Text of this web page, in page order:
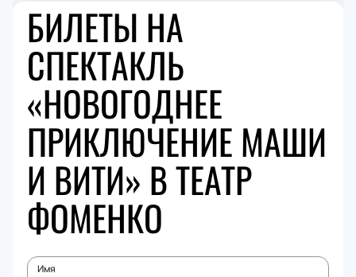
БИЛЕТЫ НА
СПЕКТАКЛЬ
«НОВОГОДНЕЕ
ПРИКЛЮЧЕНИЕ МАШИ
И ВИТИ» В ТЕАТР
ФОМЕНКО
Имя